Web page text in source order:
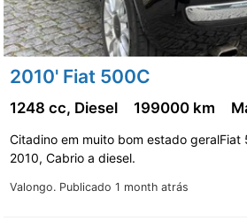
2010' Fiat 500C
Valongo. Publicado 1 month atrás
1248 cc, Diesel 199000 km
Citadino em muito bom estado geralFiat
2010, Cabrio a diesel.